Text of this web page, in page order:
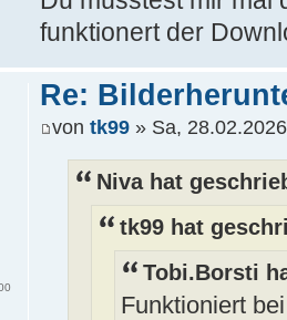
funktionert der
Re:
von tk99 » Sa,
Niva hat
tk99 hat
Tobi.Borsti
Funktioniert